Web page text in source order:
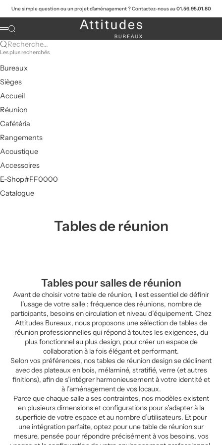
Une simple question ou un projet d'aménagement ? Contactez-nous au01.56.95.01.80
Attitudes Bureaux
Menu
Recherche
Recherche...
Les plus recherchés
Bureaux
Sièges
Accueil
Réunion
Cafétéria
Rangements
Acoustique
Accessoires
E-Shop#FF0000
Catalogue
Tables de réunion
Tables pour salles de réunion
Avant de choisir votre table de réunion, il est essentiel de définir
l’usage de votre salle : fréquence des réunions, nombre de
participants, besoins en circulation et niveau d’équipement. Chez
Attitudes Bureaux, nous proposons une sélection de tables de
réunion professionnelles qui répond à toutes les exigences, du
plus fonctionnel au plus design, pour créer un espace de
collaboration à la fois élégant et performant.
Selon vos préférences, nos tables de réunion design se déclinent
avec des plateaux en bois, mélaminé, stratifié, verre (et autres
finitions), afin de s’intégrer harmonieusement à votre identité et
à l’aménagement de vos locaux.
Parce que chaque salle a ses contraintes, nos modèles existent
en plusieurs dimensions et configurations pour s’adapter à la
superficie de votre espace et au nombre d’utilisateurs. Et pour
une intégration parfaite, optez pour une table de réunion sur
mesure, pensée pour répondre précisément à vos besoins, vos